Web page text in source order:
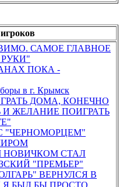
САМОЕ ГЛАВНОЕ
ПОКА -
в г. Крымск
ДОМА, КОНЕЧНО
И ЖЕЛАНИЕ ПОИГРАТЬ
"ЧЕРНОМОРЦЕМ"
СТАЛ
"ПРЕМЬЕР"
ВЕРНУЛСЯ В
Я БЫЛ БЫ ПРОСТО